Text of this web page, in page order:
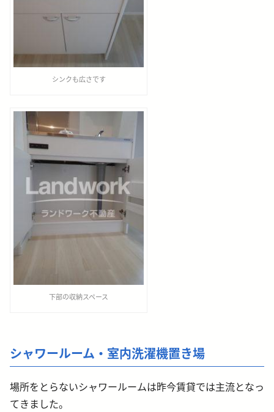
シンクも広さです
下部の収納スペース
シャワールーム・室内洗濯機置き場
場所をとらないシャワールームは昨今賃貸では主流となっ
てきました。